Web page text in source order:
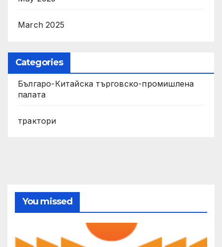
March 2025
Categories
Българо-Китайска търговско-промишлена
палата
трактори
You missed